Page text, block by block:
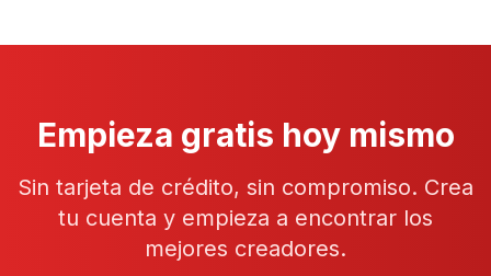
Empieza gratis hoy mismo
Sin tarjeta de crédito, sin compromiso. Crea
tu cuenta y empieza a encontrar los
mejores creadores.